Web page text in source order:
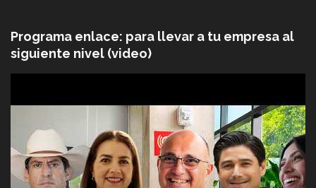
Programa enlace: para llevar a tu empresa al
siguiente nivel (video)